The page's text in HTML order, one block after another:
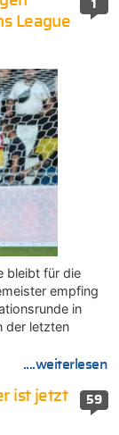
1
League
bleibt für die
empfing
in
der letzten
....weiterlesen
59
ist jetzt